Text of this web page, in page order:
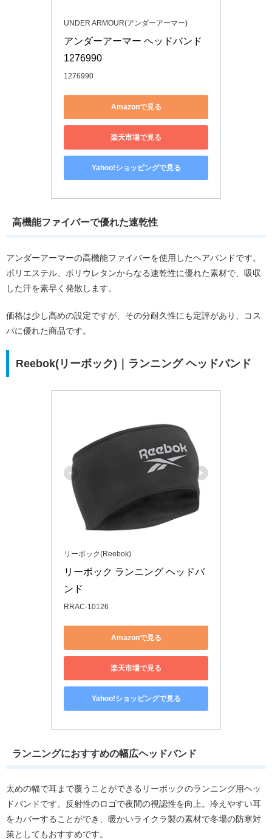
UNDER ARMOUR(アンダーアーマー)
アンダーアーマー ヘッドバンド
1276990
1276990
Amazonで見る
楽天市場で見る
Yahoo!ショッピングで見る
高機能ファイバーで優れた速乾性
アンダーアーマーの高機能ファイバーを使用したヘアバンドです。
ポリエステル、ポリウレタンからなる速乾性に優れた素材で、吸収
した汗を素早く発散します。
価格は少し高めの設定ですが、その分耐久性にも定評があり、コス
パに優れた商品です。
Reebok(リーボック)｜ランニング ヘッドバンド
リーボック(Reebok)
リーボック ランニング ヘッドバ
ンド
RRAC-10126
Amazonで見る
楽天市場で見る
Yahoo!ショッピングで見る
ランニングにおすすめの幅広ヘッドバンド
太めの幅で耳まで覆うことができるリーボックのランニング用ヘッ
ドバンドです。反射性のロゴで夜間の視認性を向上。冷えやすい耳
をカバーすることができ、暖かいライクラ製の素材で冬場の防寒対
策としてもおすすめです。